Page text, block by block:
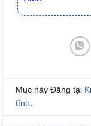
Mục này Đăng tại
tĩnh.